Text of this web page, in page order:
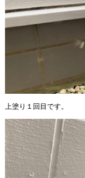
上塗り１回目です。